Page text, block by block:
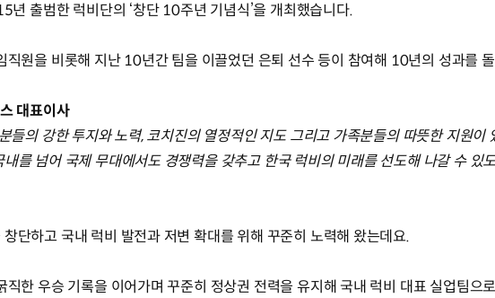
년 출범한 럭비단의 ‘창단 10주년 기념식’을 개최했습니다.
직원을 비롯해 지난 10년간 팀을 이끌었던 은퇴 선수 등이 참여해 10년의 성과를
대표이사
들의 강한 투지와 노력, 코치진의 열정적인 지도 그리고 가족분들의 따뜻한 지원이
를 넘어 국제 무대에서도 경쟁력을 갖추고 한국 럭비의 미래를 선도해 나갈 수 있
단하고 국내 럭비 발전과 저변 확대를 위해 꾸준히 노력해 왔는데요.
직한 우승 기록을 이어가며 꾸준히 정상권 전력을 유지해 국내 럭비 대표 실업팀으